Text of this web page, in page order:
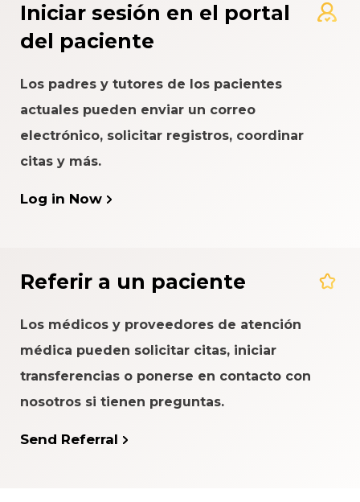
Iniciar sesión en el portal
del paciente
Los padres y tutores de los pacientes
actuales pueden enviar un correo
electrónico, solicitar registros, coordinar
citas y más.
Log in Now
Referir a un paciente
Los médicos y proveedores de atención
médica pueden solicitar citas, iniciar
transferencias o ponerse en contacto con
nosotros si tienen preguntas.
Send Referral